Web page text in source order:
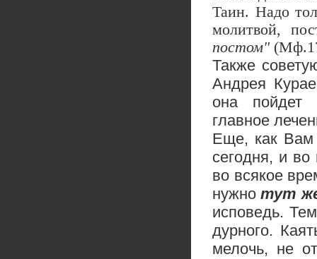
Таин. Надо
молитвой,
постом"
Также
Андрея
она
главное
Еще, как Вам
сегодня, и
во всякое
нужнотут
исповедь.
дурного.
мелочь, не